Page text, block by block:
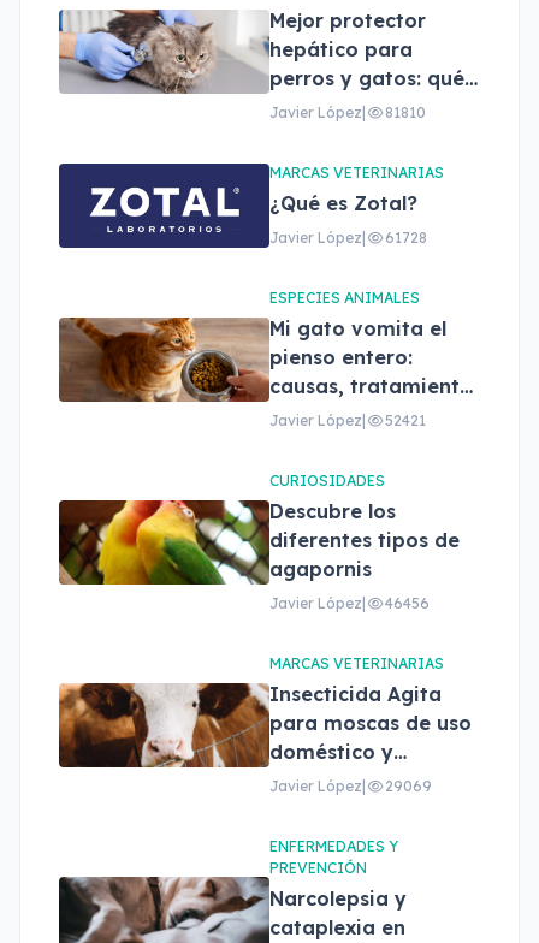
Mejor protector
hepático para
perros y gatos: qué
son, beneficios y
adecuado
Javier López 81810
MARCAS VETERINARIAS
¿Qué es Zotal?
Javier López 61728
ESPECIES ANIMALES
Mi gato vomita el
pienso entero:
causas, tratamiento
y cuándo
Javier López 52421
CURIOSIDADES
Descubre los
diferentes tipos de
agapornis
Javier López 46456
MARCAS VETERINARIAS
Insecticida Agita
para moscas de uso
doméstico y
profesional
Javier López 29069
ENFERMEDADES Y
PREVENCIÓN
Narcolepsia y
cataplexia en